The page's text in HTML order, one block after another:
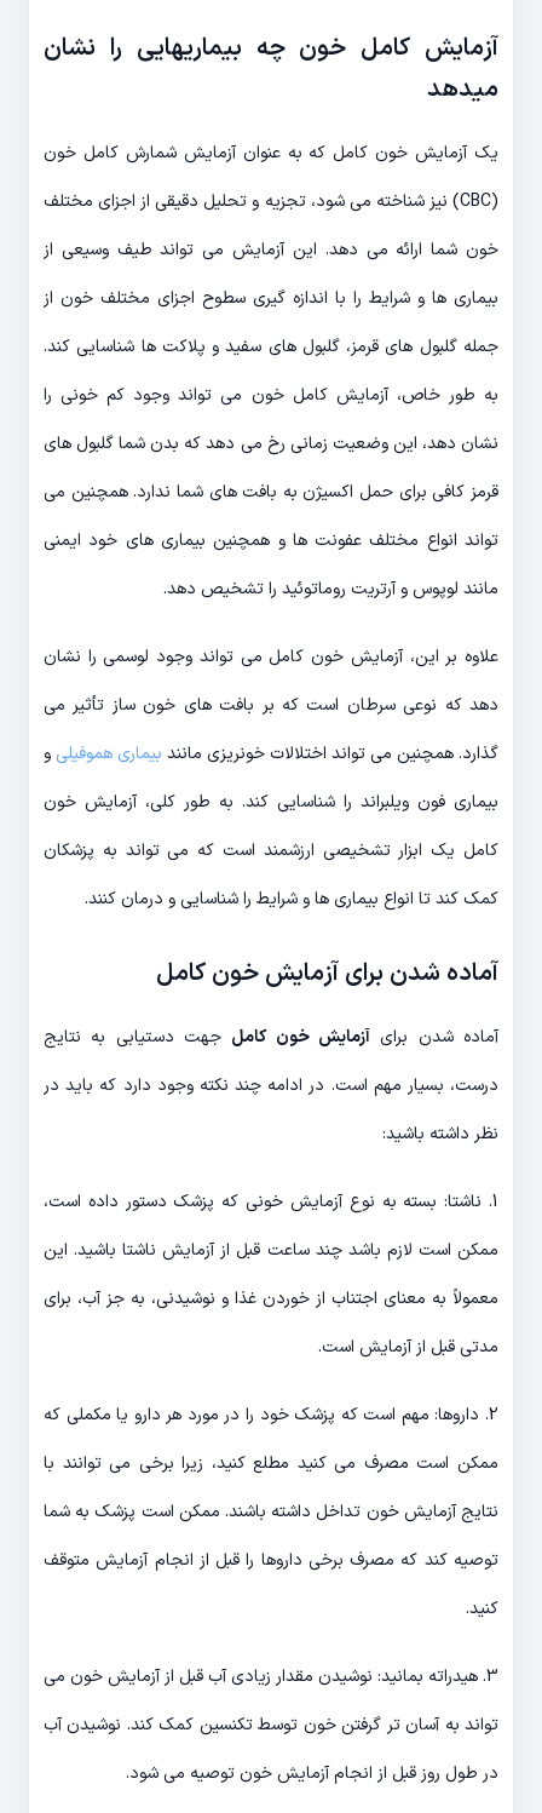
آزمایش کامل خون چه بیماریهایی را نشان
میدهد
یک آزمایش خون کامل که به عنوان آزمایش شمارش کامل خون
(CBC) نیز شناخته می شود، تجزیه و تحلیل دقیقی از اجزای مختلف
خون شما ارائه می دهد. این آزمایش می تواند طیف وسیعی از
بیماری ها و شرایط را با اندازه گیری سطوح اجزای مختلف خون از
جمله گلبول های قرمز، گلبول های سفید و پلاکت ها شناسایی کند.
به طور خاص، آزمایش کامل خون می تواند وجود کم خونی را
نشان دهد، این وضعیت زمانی رخ می دهد که بدن شما گلبول های
قرمز کافی برای حمل اکسیژن به بافت های شما ندارد. همچنین می
تواند انواع مختلف عفونت ها و همچنین بیماری های خود ایمنی
مانند لوپوس و آرتریت روماتوئید را تشخیص دهد.
علاوه بر این، آزمایش خون کامل می تواند وجود لوسمی را نشان
دهد که نوعی سرطان است که بر بافت های خون ساز تأثیر می
گذارد. همچنین می تواند اختلالات خونریزی مانند بیماری هموفیلی و
بیماری فون ویلبراند را شناسایی کند. به طور کلی، آزمایش خون
کامل یک ابزار تشخیصی ارزشمند است که می تواند به پزشکان
کمک کند تا انواع بیماری ها و شرایط را شناسایی و درمان کنند.
آماده شدن برای آزمایش خون کامل
آماده شدن برای آزمایش خون کامل جهت دستیابی به نتایج
درست، بسیار مهم است. در ادامه چند نکته وجود دارد که باید در
نظر داشته باشید:
1. ناشتا: بسته به نوع آزمایش خونی که پزشک دستور داده است،
ممکن است لازم باشد چند ساعت قبل از آزمایش ناشتا باشید. این
معمولاً به معنای اجتناب از خوردن غذا و نوشیدنی، به جز آب، برای
مدتی قبل از آزمایش است.
2. داروها: مهم است که پزشک خود را در مورد هر دارو یا مکملی که
ممکن است مصرف می کنید مطلع کنید، زیرا برخی می توانند با
نتایج آزمایش خون تداخل داشته باشند. ممکن است پزشک به شما
توصیه کند که مصرف برخی داروها را قبل از انجام آزمایش متوقف
کنید.
3. هیدراته بمانید: نوشیدن مقدار زیادی آب قبل از آزمایش خون می
تواند به آسان تر گرفتن خون توسط تکنسین کمک کند. نوشیدن آب
در طول روز قبل از انجام آزمایش خون توصیه می شود.